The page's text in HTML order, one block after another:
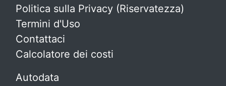
Politica sulla Privacy (Riservatezza)
Termini d'Uso
Contattaci
Calcolatore dei costi
Autodata